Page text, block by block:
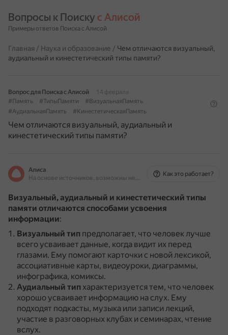
Вопросы к Поиску с Алисой
Примеры ответов Поиска с Алисой
Главная / Наука и образование / Чем отличаются визуальный,
аудиальный и кинестетический типы памяти?
Вопрос для Поиска с Алисой
14 февраля
#Память
#ТипыПамяти
#ВизуальнаяПамять
#АудиальнаяПамять
#КинестетическаяПамять
Чем отличаются визуальный, аудиальный и
кинестетический типы памяти?
Алиса
На основе источников, возможны неточности
Как это работает?
Визуальный, аудиальный и кинестетический типы
памяти отличаются способами усвоения
информации:
Визуальный тип предполагает, что человек лучше
всего усваивает данные, когда видит их перед
глазами. Ему помогают карточки с новой лексикой,
ассоциативные карты, видеоуроки, диаграммы,
инфографика, комиксы.
Аудиальный тип характеризуется тем, что человек
хорошо усваивает информацию на слух. Ему
подходят подкасты, музыка или записи лекций,
участие в разговорных клубах и семинарах, чтение
вслух.